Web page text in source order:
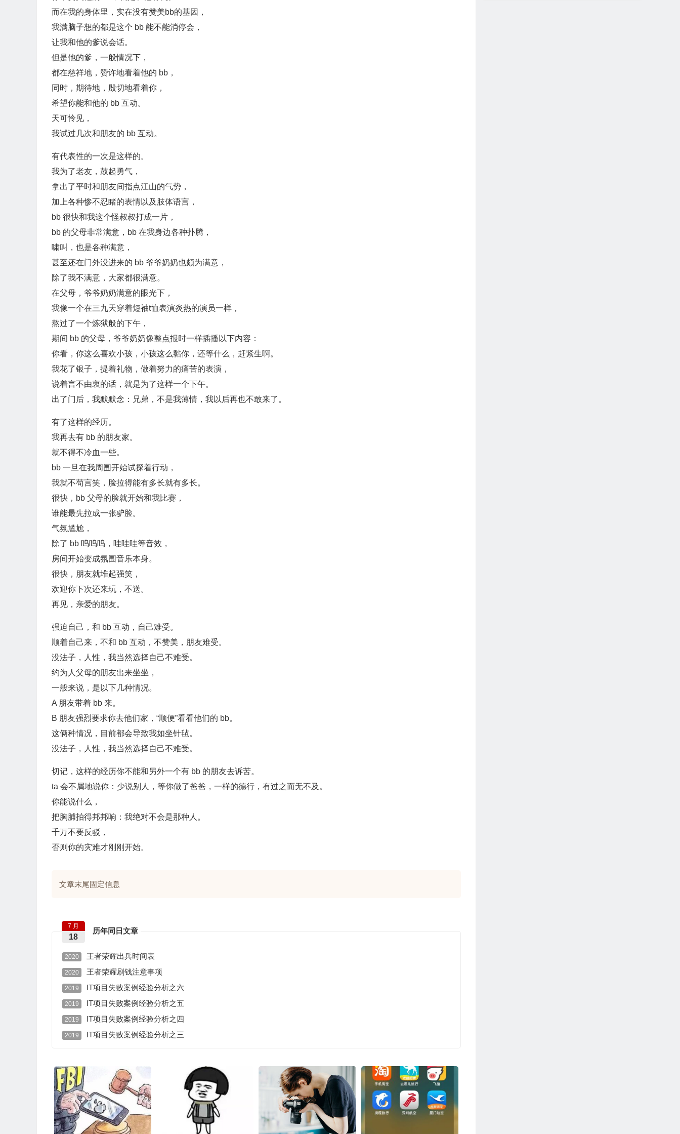
而在我的身体里，实在没有赞美bb的基因，
我满脑子想的都是这个 bb 能不能消停会，
让我和他的爹说会话。
但是他的爹，一般情况下，
都在慈祥地，赞许地看着他的 bb，
同时，期待地，殷切地看着你，
希望你能和他的 bb 互动。
天可怜见，
我试过几次和朋友的 bb 互动。
有代表性的一次是这样的。
我为了老友，鼓起勇气，
拿出了平时和朋友间指点江山的气势，
加上各种惨不忍睹的表情以及肢体语言，
bb 很快和我这个怪叔叔打成一片，
bb 的父母非常满意，bb 在我身边各种扑腾，
啸叫，也是各种满意，
甚至还在门外没进来的 bb 爷爷奶奶也颇为满意，
除了我不满意，大家都很满意。
在父母，爷爷奶奶满意的眼光下，
我像一个在三九天穿着短袖t恤表演炎热的演员一样，
熬过了一个炼狱般的下午，
期间 bb 的父母，爷爷奶奶像整点报时一样插播以下内容：
你看，你这么喜欢小孩，小孩这么黏你，还等什么，赶紧生啊。
我花了银子，提着礼物，做着努力的痛苦的表演，
说着言不由衷的话，就是为了这样一个下午。
出了门后，我默默念：兄弟，不是我薄情，我以后再也不敢来了。
有了这样的经历。
我再去有 bb 的朋友家。
就不得不冷血一些。
bb 一旦在我周围开始试探着行动，
我就不苟言笑，脸拉得能有多长就有多长。
很快，bb 父母的脸就开始和我比赛，
谁能最先拉成一张驴脸。
气氛尴尬，
除了 bb 呜呜呜，哇哇哇等音效，
房间开始变成氛围音乐本身。
很快，朋友就堆起强笑，
欢迎你下次还来玩，不送。
再见，亲爱的朋友。
强迫自己，和 bb 互动，自己难受。
顺着自己来，不和 bb 互动，不赞美，朋友难受。
没法子，人性，我当然选择自己不难受。
约为人父母的朋友出来坐坐，
一般来说，是以下几种情况。
A 朋友带着 bb 来。
B 朋友强烈要求你去他们家，“顺便”看看他们的 bb。
这俩种情况，目前都会导致我如坐针毡。
没法子，人性，我当然选择自己不难受。
切记，这样的经历你不能和另外一个有 bb 的朋友去诉苦。
ta 会不屑地说你：少说别人，等你做了爸爸，一样的德行，有过之而无不及。
你能说什么，
把胸脯拍得邦邦响：我绝对不会是那种人。
千万不要反驳，
否则你的灾难才刚刚开始。
文章末尾固定信息
历年同日文章
7 月
18
2020 王者荣耀出兵时间表
2020 王者荣耀刷钱注意事项
2019 IT项目失败案例经验分析之六
2019 IT项目失败案例经验分析之五
2019 IT项目失败案例经验分析之四
2019 IT项目失败案例经验分析之三